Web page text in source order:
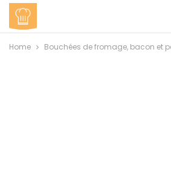
Home Bouchées de fromage, bacon et